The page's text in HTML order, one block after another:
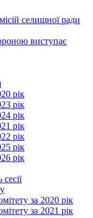
селищної ради
виступає
рік
рік
рік
рік
рік
рік
рік
за 2020 рік
за 2021 рік